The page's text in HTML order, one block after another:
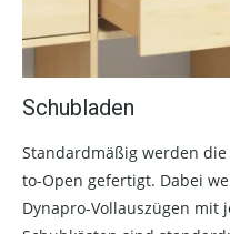
Schubladen
Standardmäßig werden
to-Open gefertigt. Dabei
Dynapro-Vollauszügen mit